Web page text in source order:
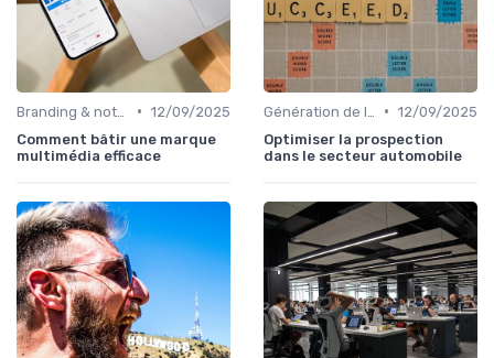
• 12/09/2025
Comment bâtir une marque
multimédia efficace
• 12/09/2025
Optimiser la prospection
dans le secteur automobile